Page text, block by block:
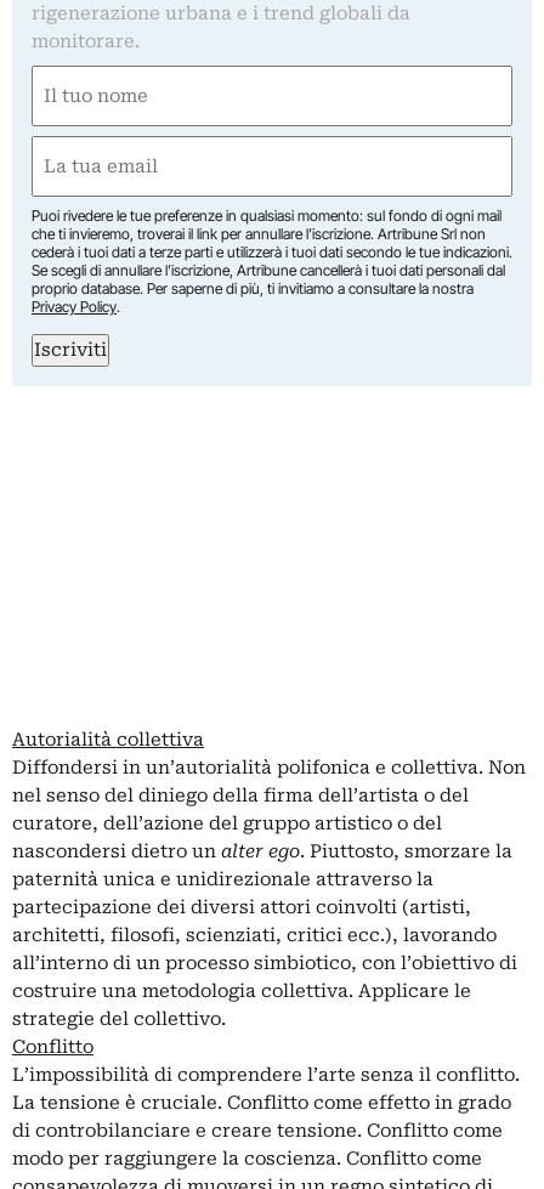
rigenerazione urbana e i trend globali da
monitorare.
(Obbligatorio)
Nome
(Obbligatorio)
Puoi rivedere le tue preferenze in qualsiasi momento: sul fondo di ogni mail
che ti invieremo, troverai il link per annullare l’iscrizione. Artribune Srl non
cederà i tuoi dati a terze parti e utilizzerà i tuoi dati secondo le tue indicazioni.
Se scegli di annullare l’iscrizione, Artribune cancellerà i tuoi dati personali dal
proprio database. Per saperne di più, ti invitiamo a consultare la nostra
Privacy Policy.
Iscriviti
Autorialità collettiva
Diffondersi in un’autorialità polifonica e collettiva. Non
nel senso del diniego della firma dell’artista o del
curatore, dell’azione del gruppo artistico o del
nascondersi dietro un alter ego. Piuttosto, smorzare la
paternità unica e unidirezionale attraverso la
partecipazione dei diversi attori coinvolti (artisti,
architetti, filosofi, scienziati, critici ecc.), lavorando
all’interno di un processo simbiotico, con l’obiettivo di
costruire una metodologia collettiva. Applicare le
strategie del collettivo.
Conflitto
L’impossibilità di comprendere l’arte senza il conflitto.
La tensione è cruciale. Conflitto come effetto in grado
di controbilanciare e creare tensione. Conflitto come
modo per raggiungere la coscienza. Conflitto come